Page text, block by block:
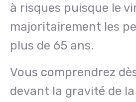
à risques puisque le
majoritairement les
plus de 65 ans.
Vous comprendrez
devant la gravité de